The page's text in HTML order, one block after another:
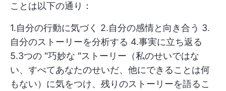
ことは以下の通り：
1.自分の行動に気づく 2.自分の感情と向き合う 3.
自分のストーリーを分析する 4.事実に立ち返る
5.3つの "巧妙な "ストーリー（私のせいではな
い、すべてあなたのせいだ、他にできることは何
もない）に気をつけ、残りのストーリーを語るこ